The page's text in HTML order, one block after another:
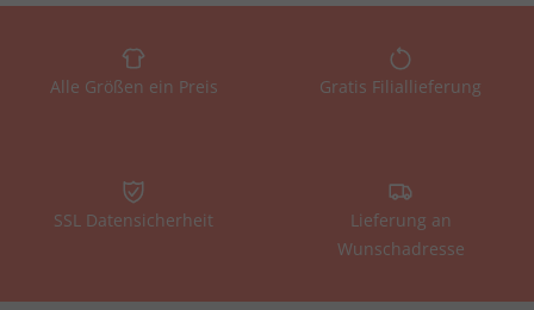
Alle Größen ein Preis Gratis Filiallieferung
SSL Datensicherheit
Lieferung an
Wunschadresse